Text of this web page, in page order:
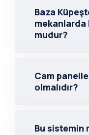
Baza
mekanlarda
mudur?
Cam
olmalıdır?
Bu sistemin